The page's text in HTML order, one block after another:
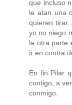
que incluso
le atan una
quieren tirar.
yo no niego
la otra parte
ir en contra
En fin Pilar
contigo, a
conmigo.